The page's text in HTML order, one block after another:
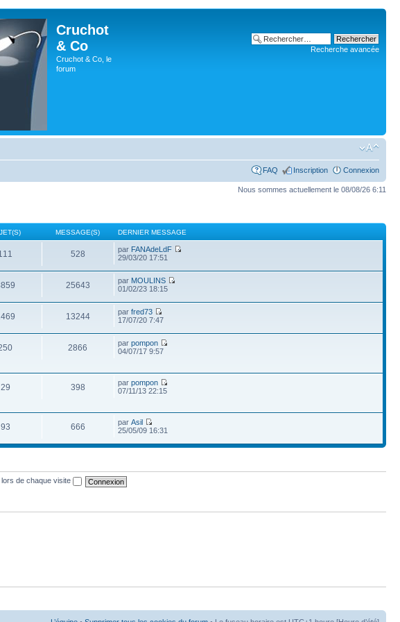
Cruchot
& Co
Cruchot & Co, le
forum
Recherche avancée
FAQ Inscription Connexion
Nous sommes actuellement le 08/08/26 6:11
MESSAGE(S) DERNIER MESSAGE
528 par FANAdeLdF
29/03/20 17:51
25643 par MOULINS
01/02/23 18:15
13244 parfred73
17/07/20 7:47
2866 parpompon
04/07/17 9:57
29 398 parpompon
07/11/13 22:15
93 666 parAsil
25/05/09 16:31
lors de chaque visite